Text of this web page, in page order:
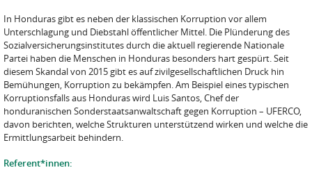
In Honduras gibt es neben der klassischen Korruption vor allem
Unterschlagung und Diebstahl öffentlicher Mittel. Die Plünderung des
Sozialversicherungsinstitutes durch die aktuell regierende Nationale
Partei haben die Menschen in Honduras besonders hart gespürt. Seit
diesem Skandal von 2015 gibt es auf zivilgesellschaftlichen Druck hin
Bemühungen, Korruption zu bekämpfen. Am Beispiel eines typischen
Korruptionsfalls aus Honduras wird Luis Santos, Chef der
honduranischen Sonderstaatsanwaltschaft gegen Korruption – UFERCO,
davon berichten, welche Strukturen unterstützend wirken und welche die
Ermittlungsarbeit behindern.
Referent*innen: